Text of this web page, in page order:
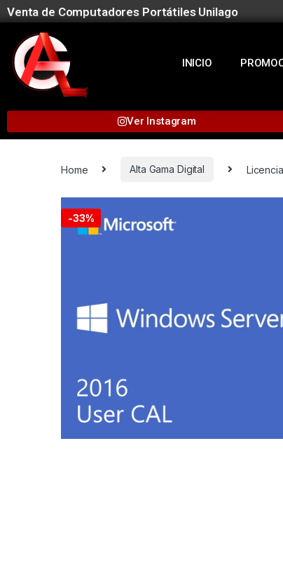
Venta de Computadores Portátiles Unilago
INICIO
Ver Instagram
Home Alta Gama Digital
-33%